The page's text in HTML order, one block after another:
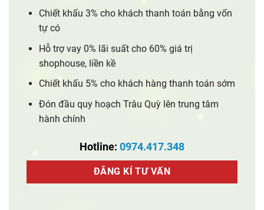
Chiết khấu 3% cho khách thanh toán bằng vốn
tự có
Hỗ trợ vay 0% lãi suất cho 60% giá trị
shophouse, liền kề
Chiết khấu 5% cho khách hàng thanh toán sớm
Đón đầu quy hoạch Trâu Quỳ lên trung tâm
hành chính
Hotline: 0974.417.348
ĐĂNG KÍ TƯ VẤN